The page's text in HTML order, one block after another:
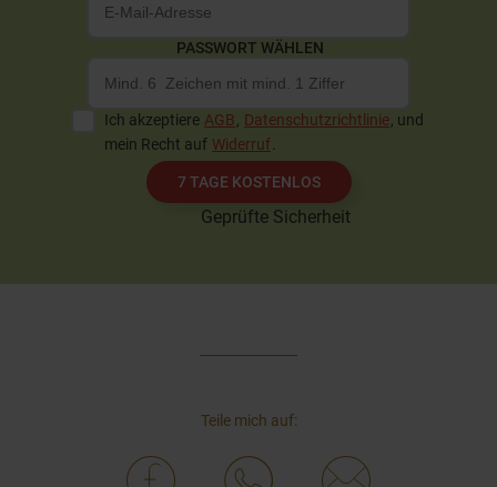
Ich akzeptiereAGB,Datenschutzrichtlinie
mein Recht aufWiderruf.
7 TAGE KOSTENLOS
Teile mich auf: